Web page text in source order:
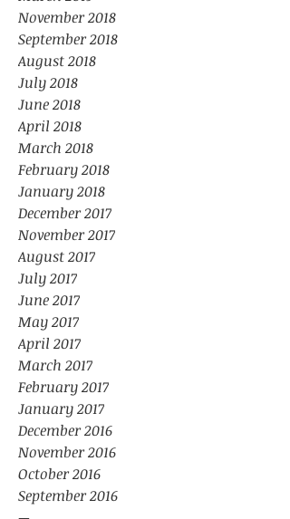
November 2018
September 2018
August 2018
July 2018
June 2018
April 2018
March 2018
February 2018
January 2018
December 2017
November 2017
August 2017
July 2017
June 2017
May 2017
April 2017
March 2017
February 2017
January 2017
December 2016
November 2016
October 2016
September 2016